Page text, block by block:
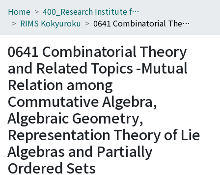
Home
Browse
Download Ranking
Access Statistics
Library Network
Home
400_Research Institute for Mathematical Sciences
RIMS Kokyuroku
0641 Combinatorial Theory and Related Topics -Mutual Relation among Commutative Algebra, Algebraic Geometry, Representation Theory of Lie Algebras and Partially Ordered Sets
0641 Combinatorial Theory
and Related Topics -Mutual
Relation among
Commutative Algebra,
Algebraic Geometry,
Representation Theory of Lie
Algebras and Partially
Ordered Sets